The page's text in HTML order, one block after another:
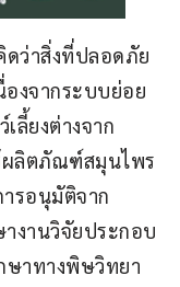
ดว่าสิ่งที่ปลอดภัย
งจากระบบย่อย
ลี้ยงต่างจาก
ผลิตภัณฑ์สมุนไพร
รอนุมัติจาก
งานวิจัยประกอบ
ษาทางพิษวิทยา